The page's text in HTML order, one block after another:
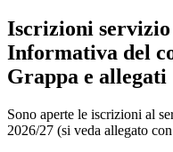
Iscrizioni servizio
Informativa del
Grappa e allegati
Sono aperte le iscrizioni al
2026/27 (si veda allegato